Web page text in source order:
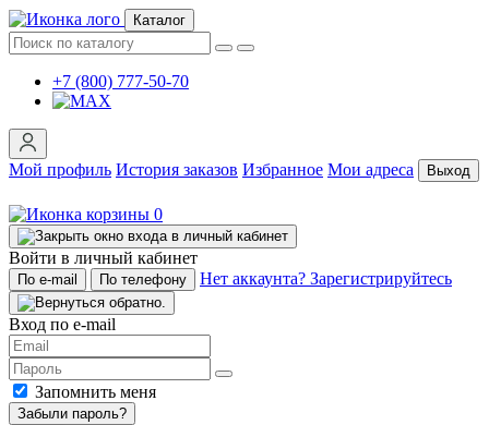
Каталог
+7 (800) 777-50-70
Мой профиль История заказов Избранное Мои адреса Выход
0
Войти в личный кабинет
По e-mail По телефону Нет аккаунта? Зарегистрируйтесь
Вход по e-mail
Запомнить меня
Забыли пароль?